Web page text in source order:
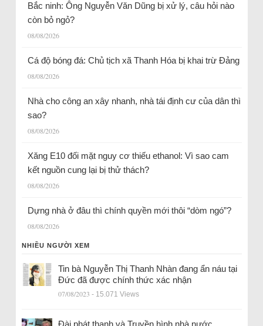
Bắc ninh: Ông Nguyễn Văn Dũng bị xử lý, câu hỏi nào
còn bỏ ngỏ?
08/08/2026
Cá độ bóng đá: Chủ tịch xã Thanh Hóa bị khai trừ Đảng
08/08/2026
Nhà cho công an xây nhanh, nhà tái định cư của dân thì
sao?
08/08/2026
Xăng E10 đối mặt nguy cơ thiếu ethanol: Vì sao cam
kết nguồn cung lại bị thử thách?
08/08/2026
Dựng nhà ở đâu thì chính quyền mới thôi “dòm ngó”?
08/08/2026
NHIỀU NGƯỜI XEM
Tin bà Nguyễn Thị Thanh Nhàn đang ẩn náu tại
Đức đã được chính thức xác nhận
07/08/2023 - 15.071 Views
Đài phát thanh và Truyền hình nhà nước